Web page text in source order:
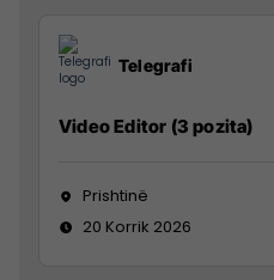
Telegrafi
Video Editor (3 pozita)
Prishtinë
20 Korrik 2026